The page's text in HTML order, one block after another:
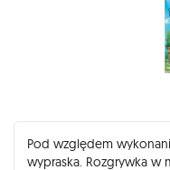
Pod względem
wypraska. Rozgrywka w